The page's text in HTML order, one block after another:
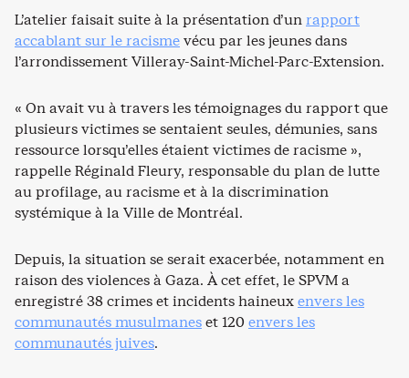
L’atelier faisait suite à la présentation d’unrapport
accablant sur le racismevécu par les jeunes dans
l’arrondissement Villeray-Saint-Michel-Parc-Extension.
« On avait vu à travers les témoignages du rapport que
plusieurs victimes se sentaient seules, démunies, sans
ressource lorsqu’elles étaient victimes de racisme »,
rappelle Réginald Fleury, responsable du plan de lutte
au profilage, au racisme et à la discrimination
systémique à la Ville de Montréal.
Depuis, la situation se serait exacerbée, notamment en
raison des violences à Gaza. À cet effet, le SPVM a
enregistré 38 crimes et incidents haineuxenvers les
communautés musulmaneset 120 envers les
communautés juives.